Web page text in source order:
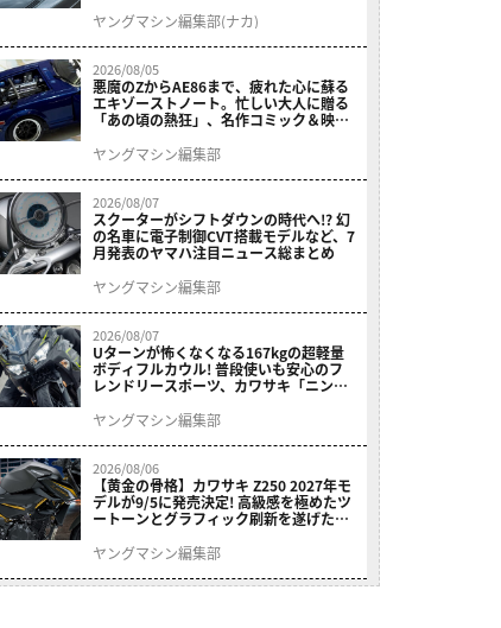
ヤングマシン編集部(ナカ)
2026/08/05
悪魔のZからAE86まで、疲れた心に蘇る
エキゾーストノート。忙しい大人に贈る
「あの頃の熱狂」、名作コミック＆映画
結！
ヤングマシン編集部
2026/08/07
スクーターがシフトダウンの時代へ!? 幻
の名車に電子制御CVT搭載モデルなど、7
月発表のヤマハ注目ニュース総まとめ
ヤングマシン編集部
2026/08/07
Uターンが怖くなくなる167kgの超軽量
ボディフルカウル! 普段使いも安心のフ
レンドリースポーツ、カワサキ「ニンジ
9/5発売
ヤングマシン編集部
2026/08/06
【黄金の骨格】カワサキ Z250 2027年モ
デルが9/5に発売決定! 高級感を極めたツ
ートーンとグラフィック刷新を遂げた本
ヤングマシン編集部